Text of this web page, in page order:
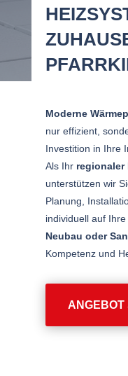
Moderne
nur effizient,
Investition in Ihre
Als Ihr regionaler
unterstützen wir
Planung,
individuell auf
Neubau oder
Kompetenz und
ANGEBOT